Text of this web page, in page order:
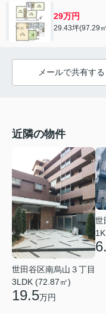
29万円
29.43坪(97.29
メールで共有する
近隣の物件
世田谷区南烏山３丁目
3LDK (72.87㎡)
19.5万円
世